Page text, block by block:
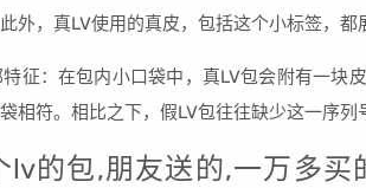
外，真LV使用的真皮，包括这个小标签，都
征：在包内小口袋中，真LV包会附有一块
相符。相比之下，假LV包往往缺少这一序列
lv的包,朋友送的,一万多